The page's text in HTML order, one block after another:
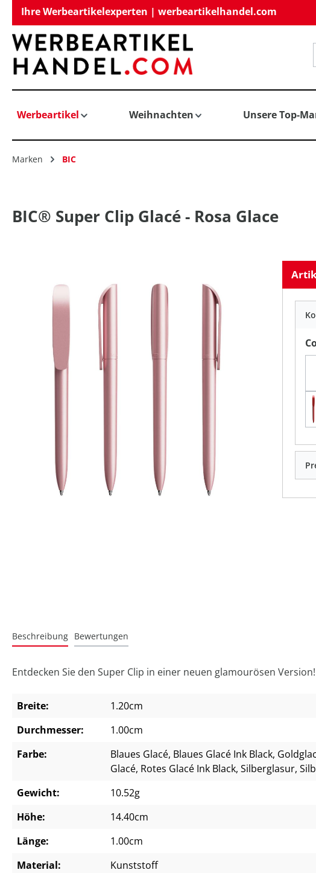
Zur Hauptnavigation springen
Ihre Werbeartikelexperten | werbeartikelhandel.com
Werbeartikel Weihnachten Unsere Top-
Marken BIC
BIC® Super Clip Glacé - Rosa Glace
Beschreibung Bewertungen
Entdecken Sie den Super Clip in einer neuen glamourösen
Breite:
1.20cm
Durchmesser:
1.00cm
Farbe:
Blaues Glacé, Blaues Glacé Ink Black,
Glacé, Rotes Glacé Ink Black, Silberglasur,
Gewicht:
10.52g
Höhe:
14.40cm
Länge:
1.00cm
Material:
Kunststoff